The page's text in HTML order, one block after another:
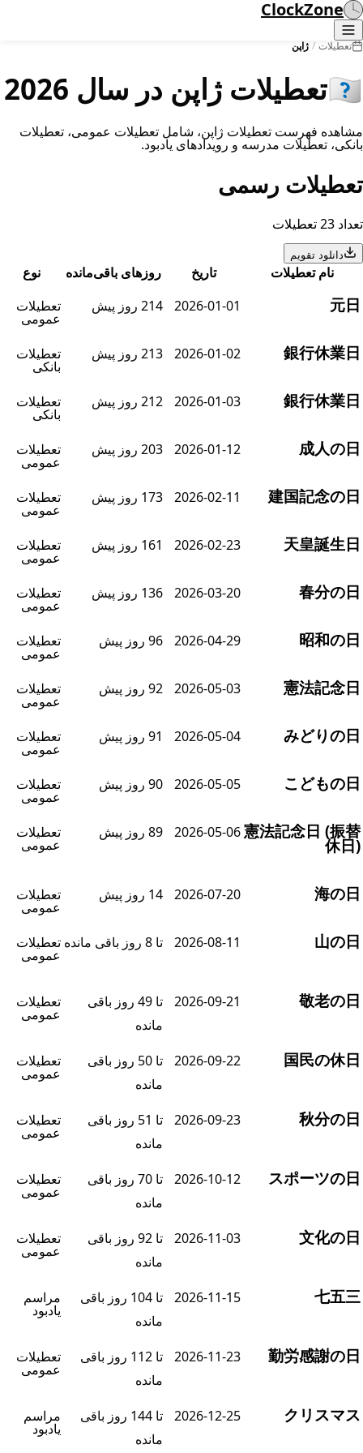
ClockZone
تعطیلات / ژاپن
تعطیلات ژاپن در سال 2026
فهرست تعطیلات ژاپن، شامل تعطیلات عمومی، تعطیلات
تعطیلات مدرسه و رویدادهای یادبود.
رسمی
23 تعطیلات
دانلود تقویم
نام تعطیلات تاریخ روزهای باقی‌مانده نوع
元
2026-01-01 214 روز پیش تعطیلات
عمومی
銀行休業
2026-01-02 213 روز پیش تعطیلات
بانکی
銀行休業
2026-01-03 212 روز پیش تعطیلات
بانکی
成人の
2026-01-12 203 روز پیش تعطیلات
عمومی
建国記念の
2026-02-11 173 روز پیش تعطیلات
عمومی
天皇誕生
2026-02-23 161 روز پیش تعطیلات
عمومی
春分の
2026-03-20 136 روز پیش تعطیلات
عمومی
昭和の
2026-04-29 96 روز پیش تعطیلات
عمومی
憲法記念
2026-05-03 92 روز پیش تعطیلات
عمومی
みどりの
2026-05-04 91 روز پیش تعطیلات
عمومی
こどもの
2026-05-05 90 روز پیش تعطیلات
عمومی
憲法記念日 (振
休
2026-05-06 89 روز پیش تعطیلات
عمومی
海の
2026-07-20 14 روز پیش تعطیلات
عمومی
山の
2026-08-11 تا 8 روز باقی مانده تعطیلات
عمومی
敬老の
2026-09-21
تا 49 روز باقی
مانده
تعطیلات
عمومی
国民の休
2026-09-22
تا 50 روز باقی
مانده
تعطیلات
عمومی
秋分の
2026-09-23
تا 51 روز باقی
مانده
تعطیلات
عمومی
スポーツの
2026-10-12
تا 70 روز باقی
مانده
تعطیلات
عمومی
文化の
2026-11-03
تا 92 روز باقی
مانده
تعطیلات
عمومی
七五
2026-11-15
تا 104 روز باقی
مانده
مراسم
یادبود
勤労感謝の
2026-11-23
تا 112 روز باقی
مانده
تعطیلات
عمومی
クリスマ
2026-12-25
تا 144 روز باقی
مانده
مراسم
یادبود